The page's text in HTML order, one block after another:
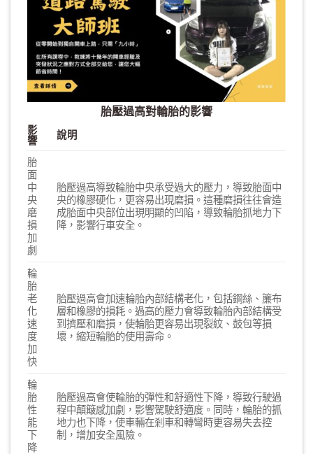
胎壓過高對輪胎的影響
影
響
說明
胎
面
中
央
磨
損
加
劇
胎壓過高導致輪胎中央承受過大的壓力，導致胎面中
央的橡膠硬化，更容易出現磨損。這種磨損往往會造
成胎面中央部位出現明顯的凹陷，導致輪胎抓地力下
降，影響行車安全。
輪
胎
老
化
速
度
加
快
胎壓過高會加速輪胎內部結構老化，包括鋼絲、簾布
層和橡膠的損耗。過高的壓力會導致輪胎內部結構受
到擠壓和磨損，使輪胎更容易出現裂紋、鼓包等損
壞，縮短輪胎的使用壽命。
輪
胎
性
能
下
降
胎壓過高會使輪胎的彈性和舒適性下降，導致行駛過
程中顛簸感加劇，影響駕駛舒適度。同時，輪胎的抓
地力也下降，使車輛在剎車和轉彎時更容易失去控
制，增加安全風險。